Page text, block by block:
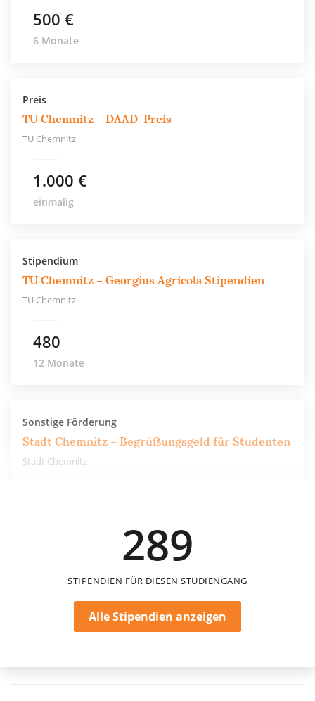
500 €
6 Monate
Preis
TU Chemnitz – DAAD-Preis
TU Chemnitz
1.000 €
einmalig
Stipendium
TU Chemnitz – Georgius Agricola Stipendien
TU Chemnitz
480
12 Monate
Sonstige Förderung
Stadt Chemnitz – Begrüßungsgeld für Studenten
Stadt Chemnitz
289
STIPENDIEN FÜR DIESEN STUDIENGANG
Alle Stipendien anzeigen